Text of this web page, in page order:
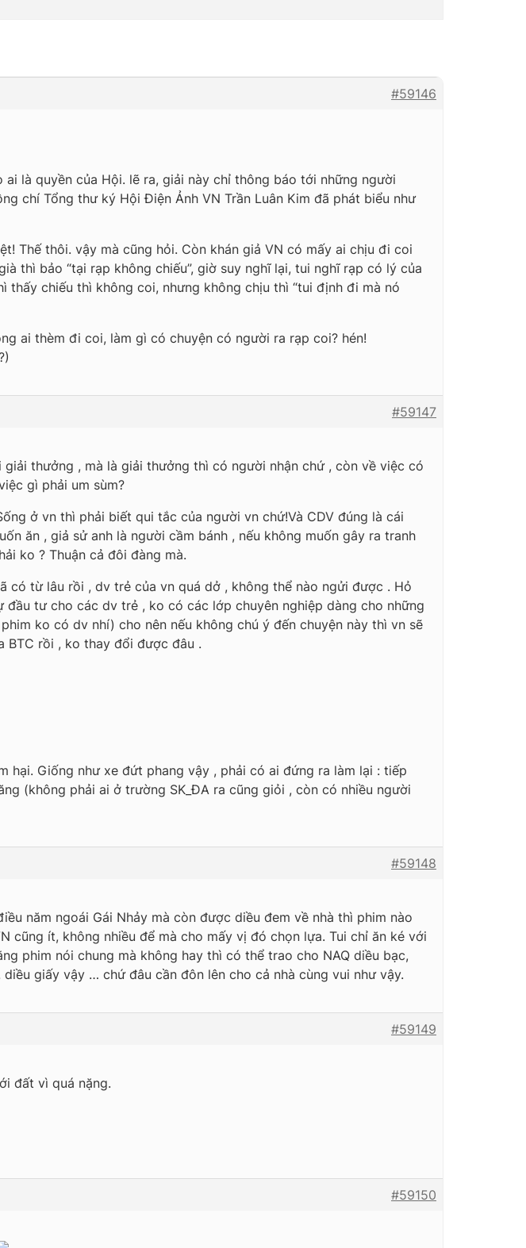
#59146
là quyền của Hội. lẽ ra, giải này chỉ thông báo tới những người
chí Tổng thư ký Hội Điện Ảnh VN Trần Luân Kim đã phát biểu như
Thế thôi. vậy mà cũng hỏi. Còn khán giả VN có mấy ai chịu đi coi
thì bảo “tại rạp không chiếu”, giờ suy nghĩ lại, tui nghĩ rạp có lý của
thấy chiếu thì không coi, nhưng không chịu thì “tui định đi mà nó
ai thèm đi coi, làm gì có chuyện có người ra rạp coi? hén!
#59147
thưởng , mà là giải thưởng thì có người nhận chứ , còn về việc có
gì phải um sùm?
ở vn thì phải biết qui tắc của người vn chứ!Và CDV đúng là cái
ăn , giả sử anh là người cầm bánh , nếu không muốn gây ra tranh
ko ? Thuận cả đôi đàng mà.
có từ lâu rồi , dv trẻ của vn quá dở , không thể nào ngửi được . Hỏ
tư cho các dv trẻ , ko có các lớp chuyên nghiệp dàng cho những
ko có dv nhí) cho nên nếu không chú ý đến chuyện này thì vn sẽ
BTC rồi , ko thay đổi được đâu .
Giống như xe đứt phang vậy , phải có ai đứng ra làm lại : tiếp
(không phải ai ở trường SK_ĐA ra cũng giỏi , còn có nhiều người
#59148
năm ngoái Gái Nhảy mà còn được diều đem về nhà thì phim nào
cũng ít, không nhiều để mà cho mấy vị đó chọn lựa. Tui chỉ ăn ké với
phim nói chung mà không hay thì có thể trao cho NAQ diều bạc,
giấy vậy … chứ đâu cần đôn lên cho cả nhà cùng vui như vậy.
#59149
đất vì quá nặng.
#59150